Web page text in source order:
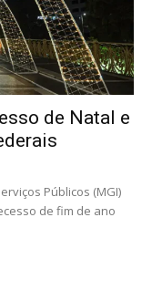
de Natal e
Públicos (MGI)
de fim de ano